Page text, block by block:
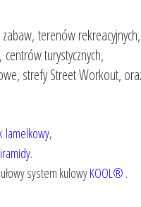
terenów rekreacyjnych,
centrów turystycznych,
strefy Street Workout,
lamelkowy,
.
system kulowyKOOL® .